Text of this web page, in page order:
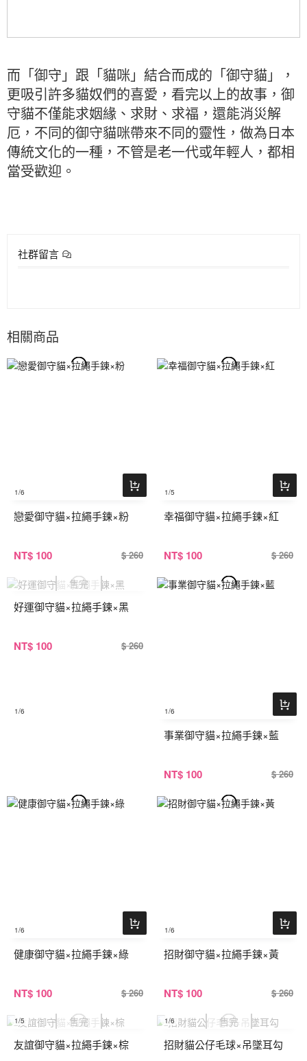
而「御守」跟「貓咪」結合而成的「御守貓」，
更吸引許多貓奴們的喜愛，看完以上的故事，御
守貓不僅能求姻緣、求財、求福，還能消災解
厄，不同的御守貓咪帶來不同的靈性，做為日本
傳統文化的一種，不管是老一代或年輕人，都相
當受歡迎。
社群留言
相關商品
1/6
戀愛御守貓×拉繩手鍊×粉
NT$ 100 $ 260
1/5
幸福御守貓×拉繩手鍊×紅
NT$ 100 $ 260
1/6
好運御守貓×拉繩手鍊×黑
NT$ 100 $ 260
1/6
事業御守貓×拉繩手鍊×藍
NT$ 100 $ 260
1/6
健康御守貓×拉繩手鍊×綠
NT$ 100 $ 260
1/6
招財御守貓×拉繩手鍊×黃
NT$ 100 $ 260
1/5
友誼御守貓×拉繩手鍊×棕
1/6
招財貓公仔毛球×吊墜耳勾